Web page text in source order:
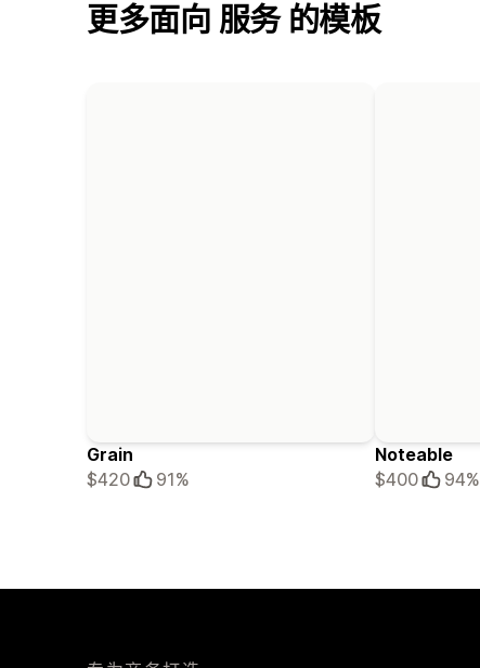
更多面向 服务 的模板
Grain
$420
91%
Noteable
$400
94%